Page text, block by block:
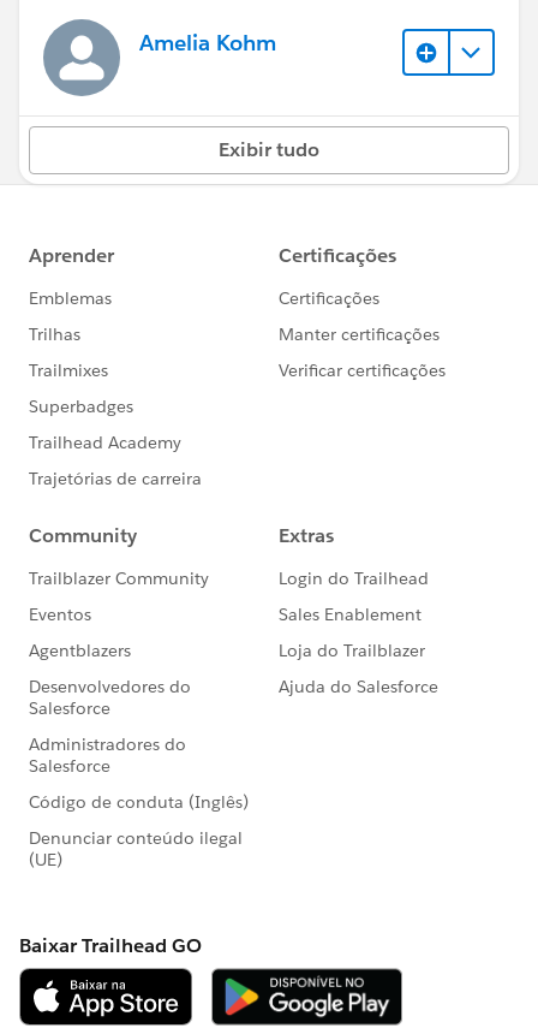
Amelia Kohm
Exibir tudo